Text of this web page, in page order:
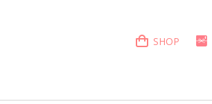
SHOP